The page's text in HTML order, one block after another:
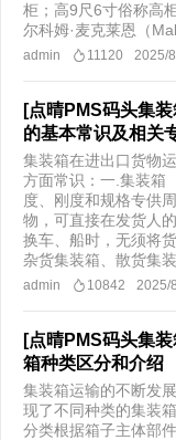
柜；高9尺6寸俗称高
尔科姆·麦克莱恩（
admin 11120 2025/
[点晴PMS码头集
的基本常识及相关
集装箱在进出口货物
方面常识：一.集装箱
度、刚度和规格专供
物，可直接在发货人
换车、船时，无须将
杂货集装箱、散货集装
admin 10842 2025/
[点晴PMS码头集
箱种类区分和介绍
集装箱运输的不断发
现了不同种类的集装
分类根据箱子主体部